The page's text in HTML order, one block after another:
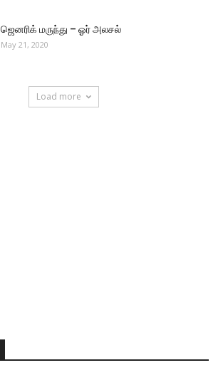
ஜெனரிக் மருந்து – ஓர் அலசல்
May 21, 2020
Load more